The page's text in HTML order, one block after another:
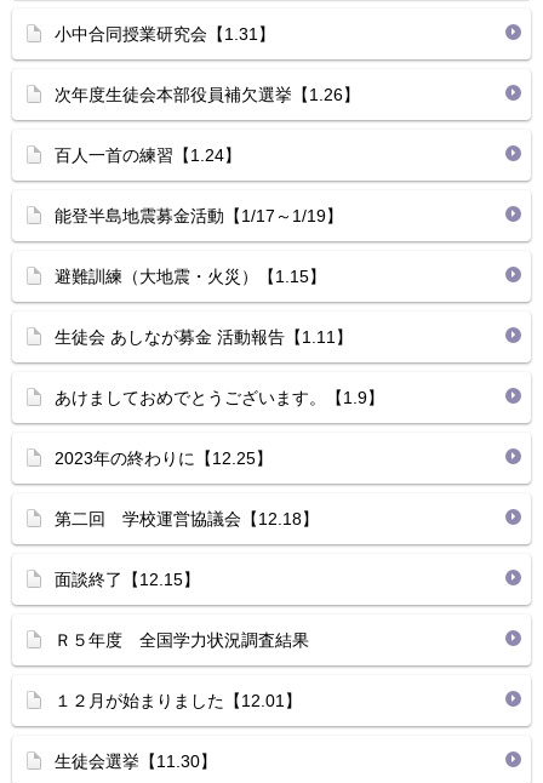
小中合同授業研究会【1.31】
次年度生徒会本部役員補欠選挙【1.26】
百人一首の練習【1.24】
能登半島地震募金活動【1/17～1/19】
避難訓練（大地震・火災）【1.15】
生徒会 あしなが募金 活動報告【1.11】
あけましておめでとうございます。【1.9】
2023年の終わりに【12.25】
第二回 学校運営協議会【12.18】
面談終了【12.15】
Ｒ５年度 全国学力状況調査結果
１２月が始まりました【12.01】
生徒会選挙【11.30】